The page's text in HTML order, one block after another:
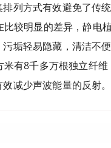
列方式有效避免了传
较明显的差异，静电
垢轻易隐藏，清洁不便
有8千多万根独立纤
减少声波能量的反射。